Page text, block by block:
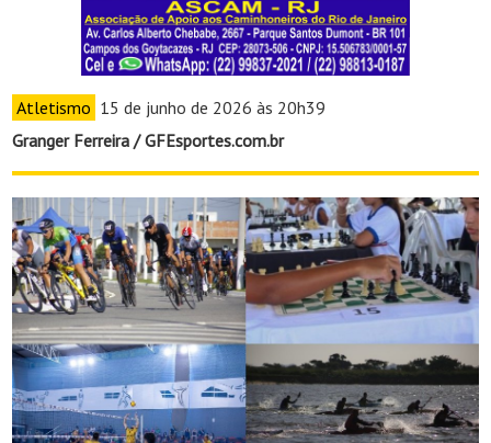
Atletismo 15 de junho de 2026 às 20h39
Granger Ferreira / GFEsportes.com.br